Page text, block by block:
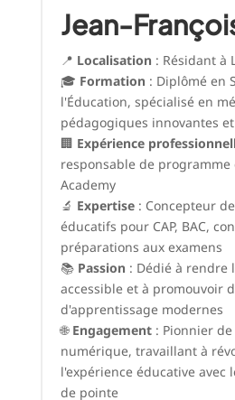
Jean-
📍 Localisation : Résidant à
🎓 Formation : Diplômé en
l'Éducation, spécialisé en
pédagogiques innovantes
🏢 Expérience
responsable de programme
Academy
🔬 Expertise: Concepteur
éducatifs pour CAP, BAC,
préparations aux examens
📚 Passion : Dédié à rendre
accessible et à promouvoir
d'apprentissage modernes
🌐 Engagement: Pionnier de
numérique, travaillant à
l'expérience éducative avec
de pointe